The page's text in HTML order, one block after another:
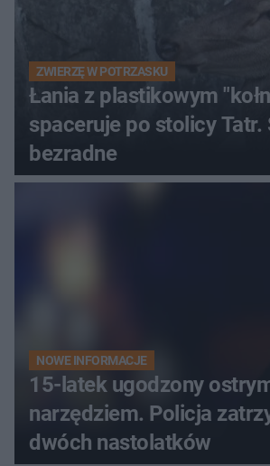
ZWIERZĘ W POTRZASKU
Łania z plastikowym
spaceruje po stolicy Tatr.
bezradne
NOWE INFORMACJE
15-latek ugodzony
narzędziem. Policja
dwóch nastolatków